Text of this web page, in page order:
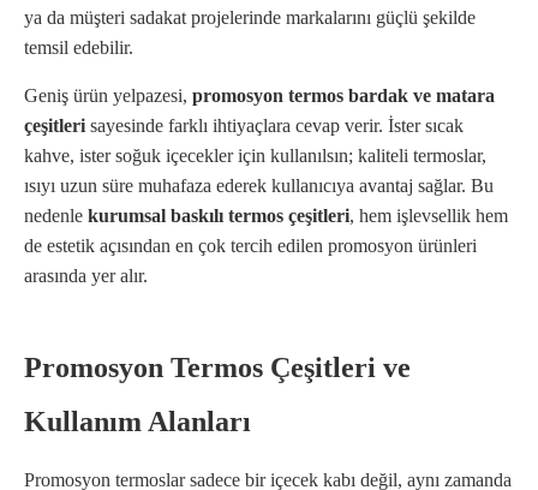
ya da müşteri sadakat projelerinde markalarını güçlü şekilde
temsil edebilir.
Geniş ürün yelpazesi, promosyon termos bardak ve matara
çeşitleri sayesinde farklı ihtiyaçlara cevap verir. İster sıcak
kahve, ister soğuk içecekler için kullanılsın; kaliteli termoslar,
ısıyı uzun süre muhafaza ederek kullanıcıya avantaj sağlar. Bu
nedenle kurumsal baskılı termos çeşitleri, hem işlevsellik hem
de estetik açısından en çok tercih edilen promosyon ürünleri
arasında yer alır.
Promosyon Termos Çeşitleri ve
Kullanım Alanları
Promosyon termoslar sadece bir içecek kabı değil, aynı zamanda